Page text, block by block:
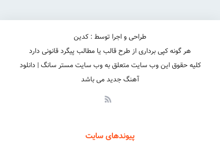
طراحی و اجرا توسط : کدین
هر گونه کپی برداری از طرح قالب یا مطالب پیگرد قانونی دارد
کلیه حقوق این وب سایت متعلق به وب سایت مستر سانگ | دانلود
آهنگ جدید می باشد
پیوندهای سایت